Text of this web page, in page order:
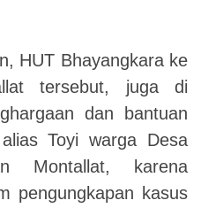
HUT Bhayangkara ke
tersebut, juga di
dan bantuan
Toyi warga Desa
Montallat, karena
pengungkapan kasus